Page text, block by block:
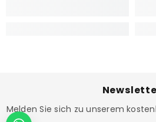
Melden Sie sich zu unserem